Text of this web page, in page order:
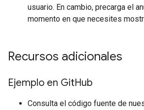
usuario. En cambio, precarga el
momento en que necesites
Recursos adicionales
Ejemplo en GitHub
Consulta el código fuente de